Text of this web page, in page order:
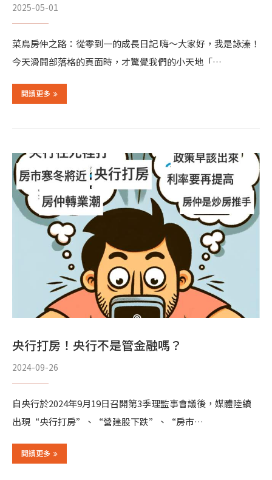
2025-05-01
菜鳥房仲之路：從零到一的成長日記 嗨～大家好，我是詠溱！
今天滑開部落格的頁面時，才驚覺我們的小天地「…
閱讀更多
央行打房！央行不是管金融嗎？
2024-09-26
自央行於2024年9月19日召開第3季理監事會議後，媒體陸續
出現“央行打房”、“營建股下跌”、“房市…
閱讀更多